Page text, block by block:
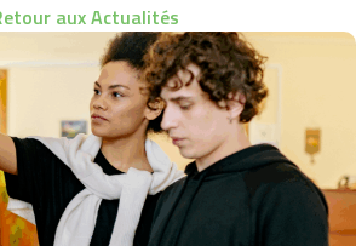
aux Actualités